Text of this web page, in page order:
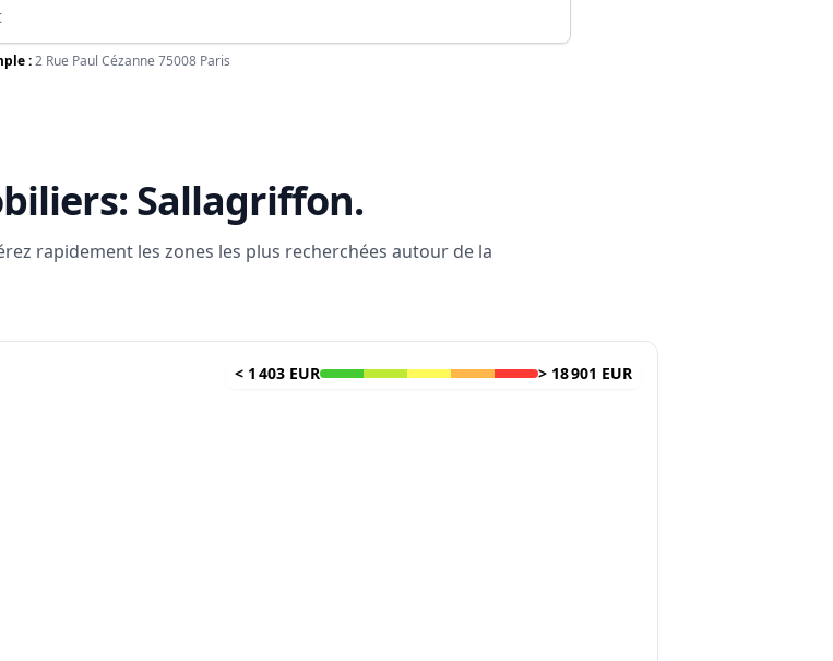
:2 Rue Paul Cézanne 75008 Paris
Sallagriffon.
rapidement les zones les plus recherchées autour de la
< 1 403 EUR > 18 901 EUR